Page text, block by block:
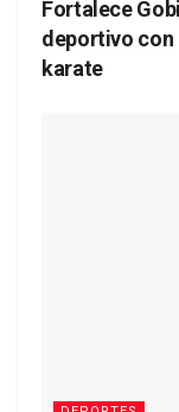
Fortalece
deportivo
karate